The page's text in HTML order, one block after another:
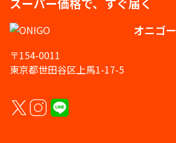
オニゴー
〒154-0011
東京都世田谷区上馬1-17-5